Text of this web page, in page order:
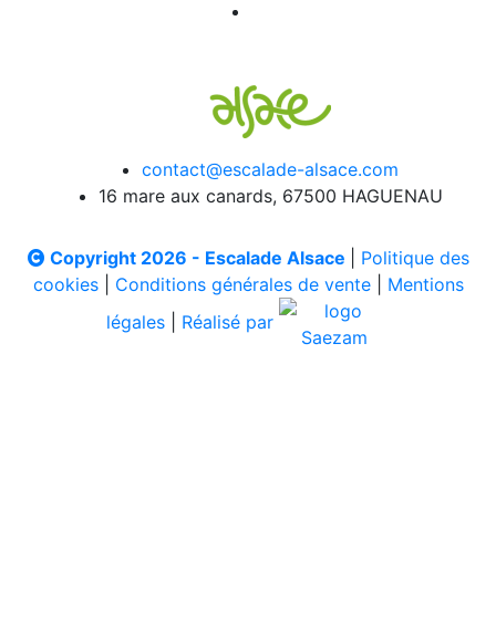
contact@escalade-alsace.com
16 mare aux canards, 67500 HAGUENAU
Copyright 2026 - Escalade Alsace
Politique des
cookies| Conditions générales de vente| Mentions
légales
Réalisé par